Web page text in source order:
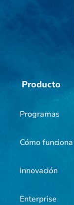
Producto
Programas
Cómo funciona
Innovación
Enterprise